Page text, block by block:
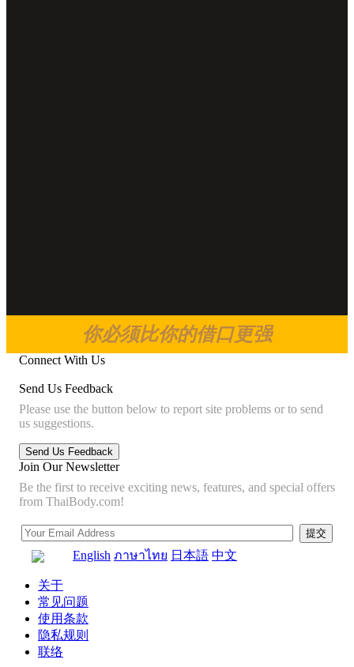
你必须比你的借口更强
Connect With Us
Send Us Feedback
Please use the button below to report site problems or to send
us suggestions.
Join Our Newsletter
Be the first to receive exciting news, features, and special offers
from ThaiBody.com!
English ภาษาไทย 日本語 中文
关于
常见问题
使用条款
隐私规则
联络